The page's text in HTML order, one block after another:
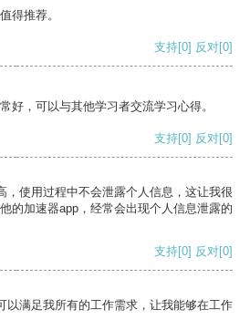
得推荐。
支持[0] 反对[0]
好，可以与其他学习者交流学习心得。
支持[0] 反对[0]
，使用过程中不会泄露个人信息，这让我很
的加速器app，经常会出现个人信息泄露的
支持[0] 反对[0]
以满足我所有的工作需求，让我能够在工作